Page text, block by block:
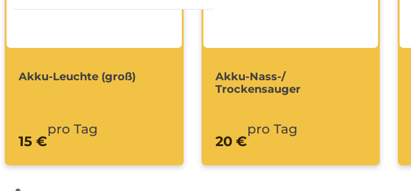
Akku-Leuchte (groß)
15 €
pro Tag
Akku-Nass-/
Trockensauger
20 €
pro Tag